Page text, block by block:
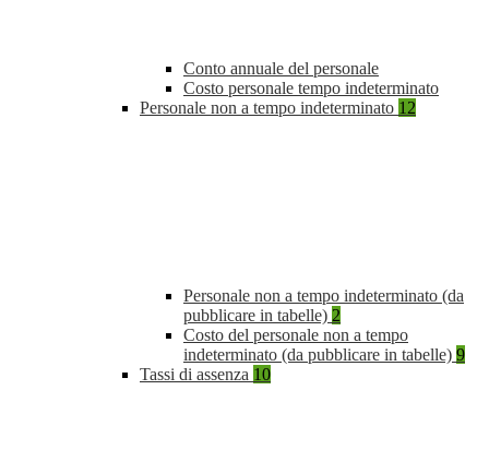
Conto annuale del personale
Costo personale tempo indeterminato
Personale non a tempo indeterminato 12
Personale non a tempo indeterminato (da
pubblicare in tabelle) 2
Costo del personale non a tempo
indeterminato (da pubblicare in tabelle) 9
Tassi di assenza 10